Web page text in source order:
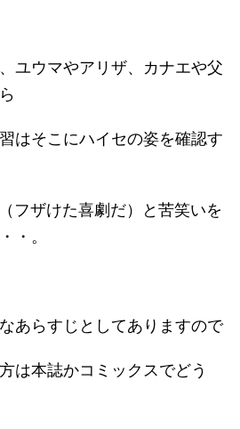
ユウマやアリザ、カナエや父
はそこにハイセの姿を確認す
フザけた喜劇だ）と苦笑いを
・。
あらすじとしてありますので
は本誌かコミックスでどう